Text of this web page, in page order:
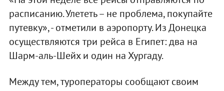
расписанию. Улететь – не проблема, покупайте
путевку», - отметили в аэропорту. Из Донецка
осуществляются три рейса в Египет: два на
Шарм-аль-Шейх и один на Хургаду.
Между тем, туроператоры сообщают своим